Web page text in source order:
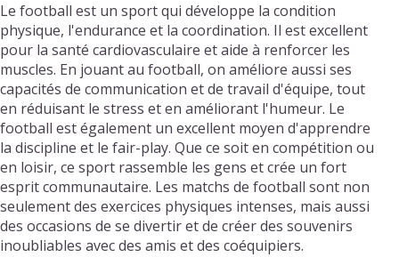
Le football est un sport qui développe la condition
physique, l'endurance et la coordination. Il est excellent
pour la santé cardiovasculaire et aide à renforcer les
muscles. En jouant au football, on améliore aussi ses
capacités de communication et de travail d'équipe, tout
en réduisant le stress et en améliorant l'humeur. Le
football est également un excellent moyen d'apprendre
la discipline et le fair-play. Que ce soit en compétition ou
en loisir, ce sport rassemble les gens et crée un fort
esprit communautaire. Les matchs de football sont non
seulement des exercices physiques intenses, mais aussi
des occasions de se divertir et de créer des souvenirs
inoubliables avec des amis et des coéquipiers.